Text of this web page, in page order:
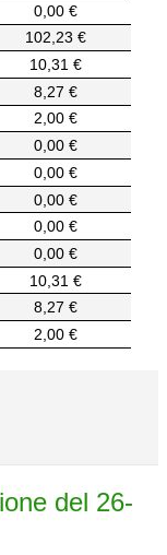
0,00 €
102,23 €
10,31 €
8,27 €
2,00 €
0,00 €
0,00 €
0,00 €
0,00 €
0,00 €
10,31 €
8,27 €
2,00 €
del 26-